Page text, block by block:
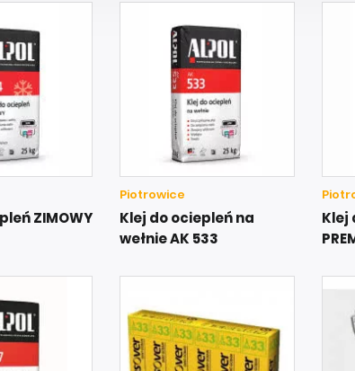
ZIMOWY
Piotrowice
Klej do ociepleń na
wełnie AK 533
Klej